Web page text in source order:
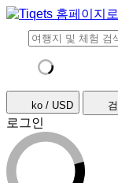
ko / USD
로그인